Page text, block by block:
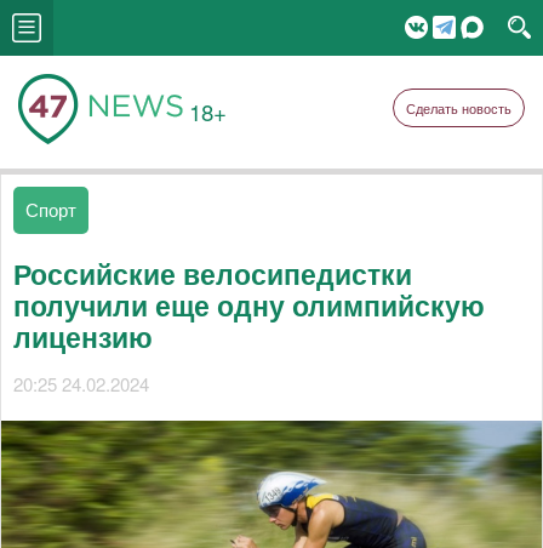
18+ Сделать новость
Спорт
Российские велосипедистки
получили еще одну олимпийскую
лицензию
20:25 24.02.2024